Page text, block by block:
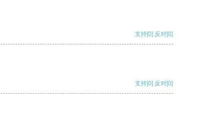
支持[0] 反对[0]
支持[0] 反对[0]